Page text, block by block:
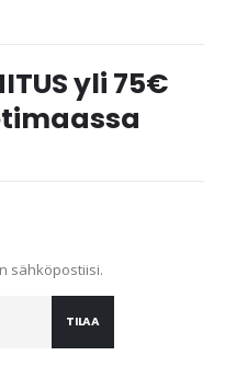
yli 75€
sähköpostiisi.
TILAA